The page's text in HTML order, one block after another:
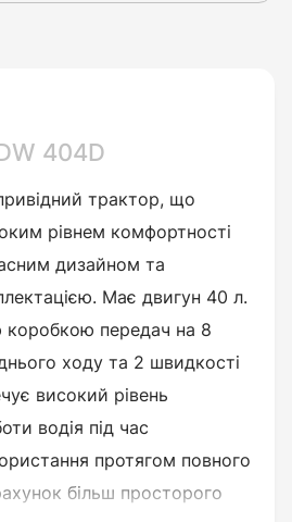
404D
трактор, що
рівнем комфортності
дизайном та
Має двигун 40 л.
коробкою передач на 8
ходу та 2 швидкості
високий рівень
водія під час
протягом повного
більш просторого